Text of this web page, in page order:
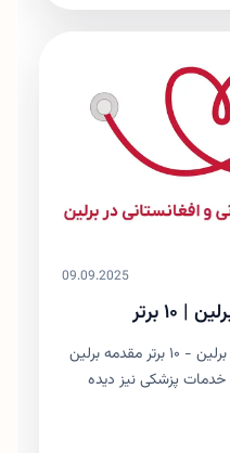
09.09.2025
برتر
پزشکان عمومی ایرانی و افغانی در برلین - ۱۰ برتر مقدمه برلین
پزشکی نیز دیده